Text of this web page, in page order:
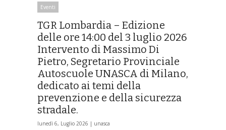
Eventi
TGR Lombardia – Edizione
delle ore 14:00 del 3 luglio 2026
Intervento di Massimo Di
Pietro, Segretario Provinciale
Autoscuole UNASCA di Milano,
dedicato ai temi della
prevenzione e della sicurezza
stradale.
lunedì 6, Luglio 2026 | unasca